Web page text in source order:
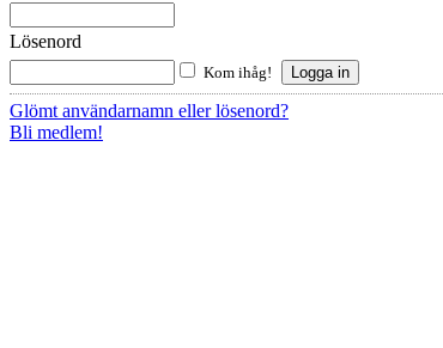
Lösenord
Kom ihåg!
Glömt användarnamn eller lösenord?
Bli medlem!